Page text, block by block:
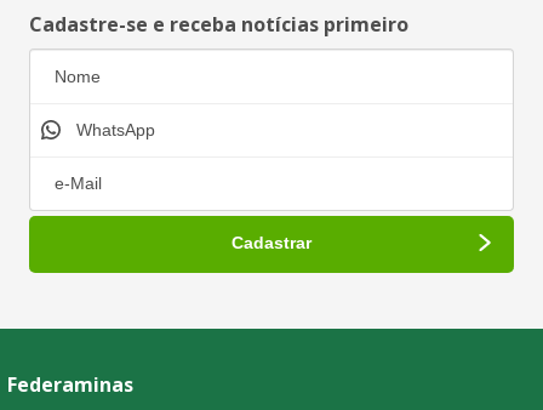
Cadastre-se e receba notícias primeiro
Federaminas